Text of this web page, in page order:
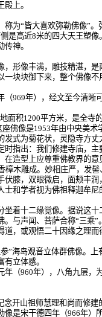
上。
为“皆大喜欢弥勒佛像”。
是高近8米的四大天王塑像
神。
形像丰满，雕技精湛，是
一块块御下来，整个佛像
（969年），经文至今清晰
面积1200平方米，是全寺
座佛像是1953年由中央美术
发式为菊花状，灵隐寺方
时指出：我们修建寺庙，
在造型上应尊重佛教界的
樟木雕成。妙相庄严，发
伏膝，双眼微启，面颊丰
士和学者视为佛祖释迦牟尼
坐着十二缘觉像。据说这
与声闻、菩萨合称“三乘
道，或观悟二十因缘之理而
”海岛观音立体群佛像。上
立体感。
年（960年），八角九层，
念开山祖师慧理和尚而修
像是宋干德四年（966年）